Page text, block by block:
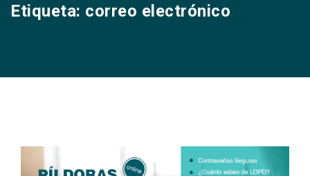
Etiqueta: correo electrónico